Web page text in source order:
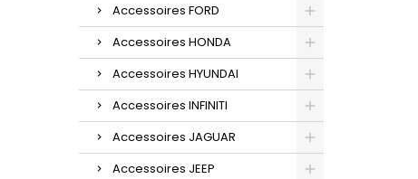
Accessoires FORD
Accessoires HONDA
Accessoires HYUNDAI
Accessoires INFINITI
Accessoires JAGUAR
Accessoires JEEP